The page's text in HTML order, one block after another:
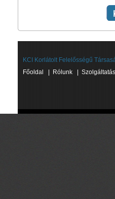
KCI Korlátolt Felelősségű
Főoldal
Rólunk